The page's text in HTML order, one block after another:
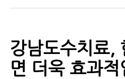
강남도수치료,
면 더욱 효과적